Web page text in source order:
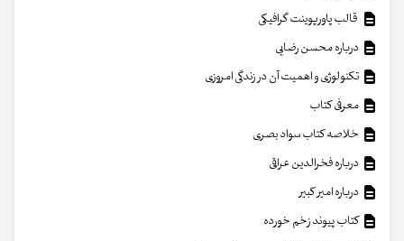
قالب پاورپوینت گرافیکی
درباره محسن رضایی
تکنولوژی و اهمیت آن در زندگی امروزی
معرفی کتاب
خلاصه کتاب سواد بصری
درباره فخرالدین عراقی
درباره امیر کبیر
کتاب پیوند زخم خورده